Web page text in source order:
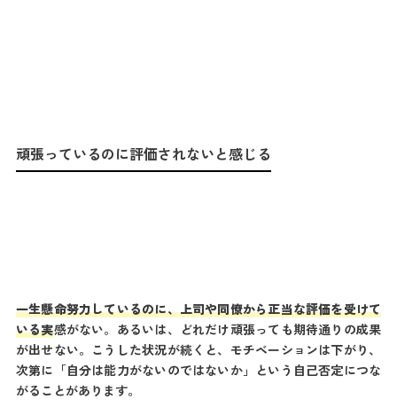
頑張っているのに評価されないと感じる
一生懸命努力しているのに、上司や同僚から正当な評価を受けて
いる実感がない。あるいは、どれだけ頑張っても期待通りの成果
が出せない。こうした状況が続くと、モチベーションは下がり、
次第に「自分は能力がないのではないか」という自己否定につな
がることがあります。